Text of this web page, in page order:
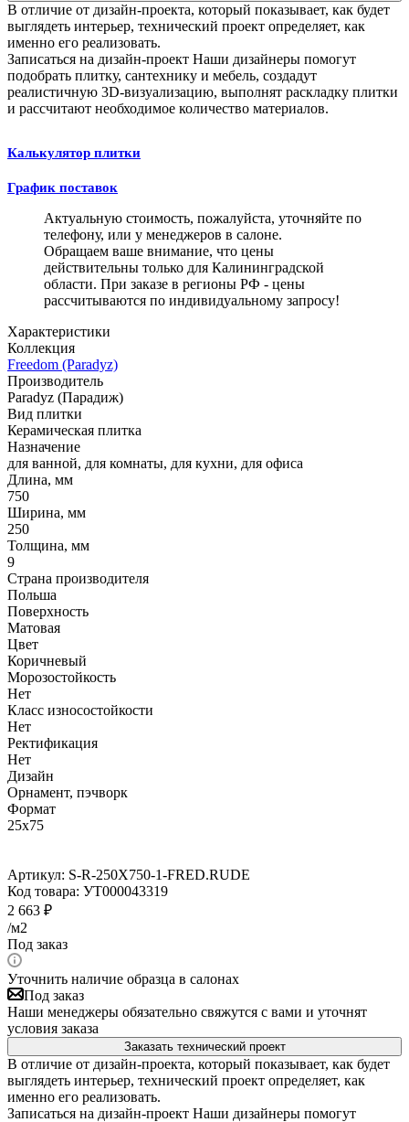
В отличие от дизайн-проекта, который показывает, как будет
выглядеть интерьер, технический проект определяет, как
именно его реализовать.
Записаться на дизайн-проект Наши дизайнеры помогут
подобрать плитку, сантехнику и мебель, создадут
реалистичную 3D-визуализацию, выполнят раскладку плитки
и рассчитают необходимое количество материалов.
Калькулятор плитки
График поставок
Актуальную стоимость, пожалуйста, уточняйте по
телефону, или у менеджеров в салоне.
Обращаем ваше внимание, что цены
действительны только для Калининградской
области. При заказе в регионы РФ - цены
рассчитываются по индивидуальному запросу!
Характеристики
Коллекция
Freedom (Paradyz)
Производитель
Paradyz (Парадиж)
Вид плитки
Керамическая плитка
Назначение
для ванной, для комнаты, для кухни, для офиса
Длина, мм
750
Ширина, мм
250
Толщина, мм
9
Страна производителя
Польша
Поверхность
Матовая
Цвет
Коричневый
Морозостойкость
Нет
Класс износостойкости
Нет
Ректификация
Нет
Дизайн
Орнамент, пэчворк
Формат
25x75
Артикул: S-R-250X750-1-FRED.RUDE
Код товара: УТ000043319
2 663 ₽
/м2
Под заказ
Уточнить наличие образца в салонах
Под заказ
Наши менеджеры обязательно свяжутся с вами и уточнят
условия заказа
Заказать технический проект
В отличие от дизайн-проекта, который показывает, как будет
выглядеть интерьер, технический проект определяет, как
именно его реализовать.
Записаться на дизайн-проект Наши дизайнеры помогут